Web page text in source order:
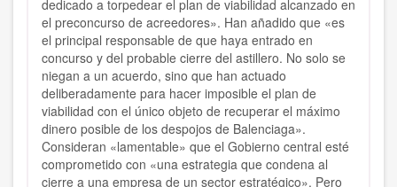
dedicado a torpedear el plan de viabilidad alcanzado en
el preconcurso de acreedores». Han añadido que «es
el principal responsable de que haya entrado en
concurso y del probable cierre del astillero. No solo se
niegan a un acuerdo, sino que han actuado
deliberadamente para hacer imposible el plan de
viabilidad con el único objeto de recuperar el máximo
dinero posible de los despojos de Balenciaga».
Consideran «lamentable» que el Gobierno central esté
comprometido con «una estrategia que condena al
cierre a una empresa de un sector estratégico». Pero